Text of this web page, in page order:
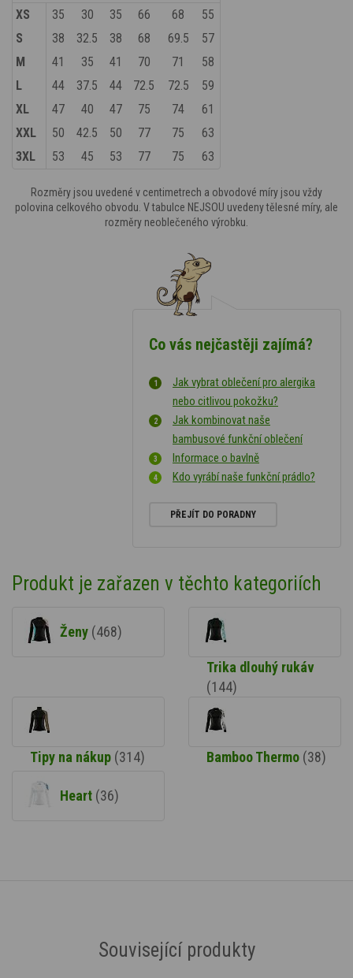
XS 35 30 35 66 68
55
S
38 32.5 38 68 69.5
57
M
41 35 41 70 71
58
L
44 37.5 44 72.5 72.5
59
XL
47 40 47 75 74
61
XXL
50 42.5 50 77 75
63
3XL
53 45 53 77 75 63
Rozměry jsou uvedené v centimetrech a obvodové míry jsou vždy
polovina celkového obvodu. V tabulce NEJSOU uvedeny tělesné míry, ale
rozměry neoblečeného výrobku.
Co vás nejčastěji zajímá?
Jak vybrat oblečení pro alergika
nebo citlivou pokožku?
Jak kombinovat naše
bambusové funkční oblečení
Informace o bavlně
Kdo vyrábí naše funkční prádlo?
PŘEJÍT DO PORADNY
Produkt je zařazen v těchto kategoriích
Ženy (468)
Trika dlouhý rukáv
(144)
Tipy na nákup (314) Bamboo Thermo (38)
Heart (36)
Související produkty